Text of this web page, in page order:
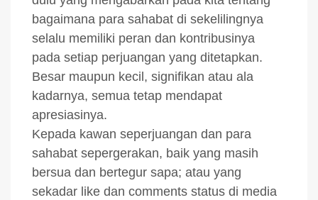
bagaimana para sahabat di sekelilingnya
selalu memiliki peran dan kontribusinya
pada setiap perjuangan yang ditetapkan.
Besar maupun kecil, signifikan atau ala
kadarnya, semua tetap mendapat
apresiasinya.
Kepada kawan seperjuangan dan para
sahabat sepergerakan, baik yang masih
bersua dan bertegur sapa; atau yang
sekadar like dan comments status di media